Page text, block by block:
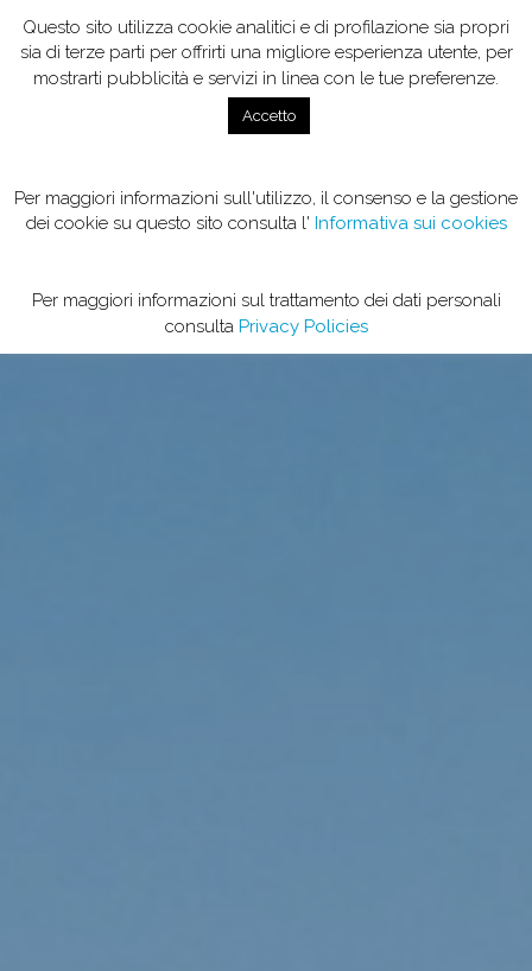
Questo sito utilizza cookie analitici e di profilazione sia propri
sia di terze parti per offrirti una migliore esperienza utente, per
mostrarti pubblicità e servizi in linea con le tue preferenze.
Accetto
Per maggiori informazioni sull'utilizzo, il consenso e la gestione
dei cookie su questo sito consulta l' Informativa sui cookies
Per maggiori informazioni sul trattamento dei dati personali
consulta Privacy Policies